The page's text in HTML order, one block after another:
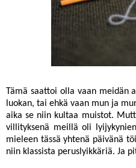
Tämä saattoi olla vaan meidän
luokan, tai ehkä vaan mun ja
aika se niin kultaa muistot.
villityksenä meillä oli
mieleen tässä yhtenä päivänä
niin klassista peruslyikkäriä. Ja